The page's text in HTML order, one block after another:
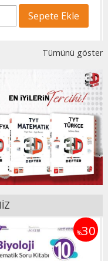
Sepete Ekle
Tümünü göster
%30